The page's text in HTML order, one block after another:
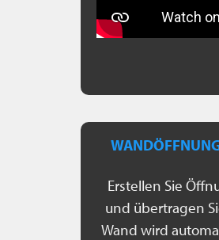
Erstellen Sie
und übertragen
Wand wird